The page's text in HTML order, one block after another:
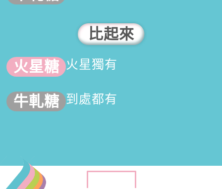
比起來
火星獨有
到處都有